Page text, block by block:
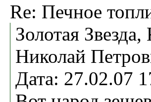
Re: Печное
Золотая
Николай
Дата: 27.02.07